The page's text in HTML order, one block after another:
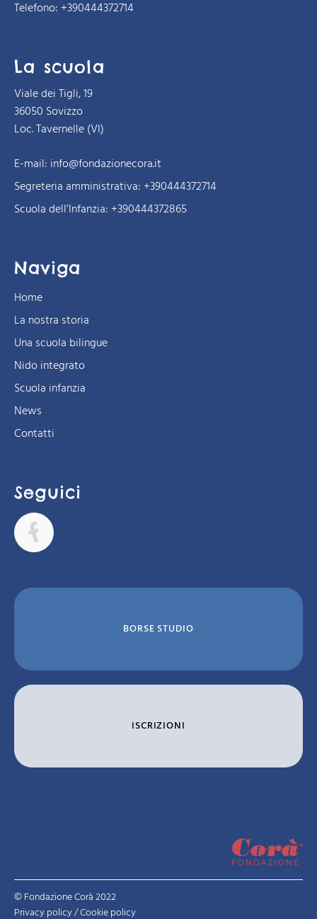
Telefono: +390444372714
La scuola
Viale dei Tigli, 19
36050 Sovizzo
Loc. Tavernelle (VI)
E-mail: info@fondazionecora.it
Segreteria amministrativa: +390444372714
Scuola dell’Infanzia: +390444372865
Naviga
Home
La nostra storia
Una scuola bilingue
Nido integrato
Scuola infanzia
News
Contatti
Seguici
BORSE STUDIO
ISCRIZIONI
© Fondazione Corà 2022
Privacy policy/Cookie policy